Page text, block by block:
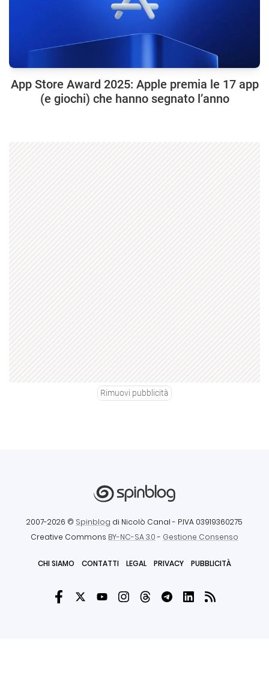
App Store Award 2025: Apple premia le 17 app
(e giochi) che hanno segnato l’anno
Rimuovi pubblicità
2007-2026 © Spinblog di Nicolò Canal - P.IVA 03919360275
Creative Commons BY-NC-SA 3.0- Gestione Consenso
CHI SIAMO CONTATTI LEGAL PRIVACY PUBBLICITÀ